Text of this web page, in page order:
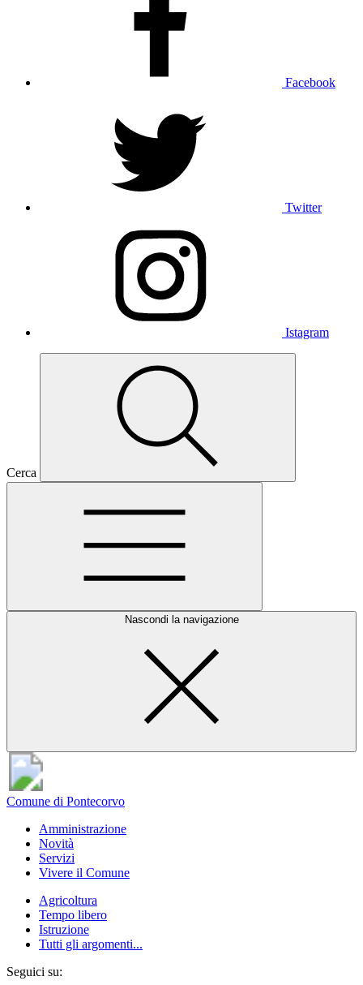
Facebook
Twitter
Istagram
Cerca
Nascondi la navigazione
Comune di Pontecorvo
Amministrazione
Novità
Servizi
Vivere il Comune
Agricoltura
Tempo libero
Istruzione
Tutti gli argomenti...
Seguici su: